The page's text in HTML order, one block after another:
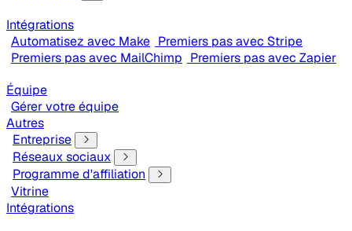
Intégrations
Automatisez avec Make Premiers pas avec Stripe
Premiers pas avec MailChimp Premiers pas avec Zapier
Équipe
Gérer votre équipe
Autres
Entreprise
Réseaux sociaux
Programme d'affiliation
Vitrine
Intégrations